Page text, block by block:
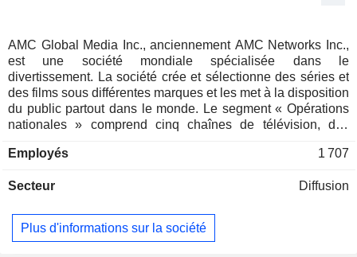
AMC Global Media Inc., anciennement AMC Networks Inc.,
est une société mondiale spécialisée dans le
divertissement. La société crée et sélectionne des séries et
des films sous différentes marques et les met à la disposition
du public partout dans le monde. Le segment « Opérations
nationales » comprend cinq chaînes de télévision, des
activité de distribution cinématographique. Ses chaînes de
SundanceTV. Ses services de streaming comprennent
(Acorn TV, Shudder, Sundance Now, ALLBLK et HIDIVE).
La division AMC Studios produit des programmes originaux
Employés 1 707
Secteur Diffusion
Plus d'informations sur la société